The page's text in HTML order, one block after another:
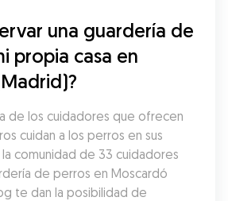
una guardería de
propia casa en
de los cuidadores que ofrecen
cuidan a los perros en sus
comunidad de 33 cuidadores
de perros en Moscardó
te dan la posibilidad de